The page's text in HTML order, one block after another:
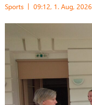
Sports 09:12, 1. Aug, 2026